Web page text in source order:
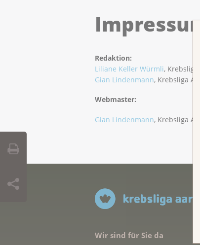
Redaktion:
Liliane Keller Würmli, Krebsliga
Gian Lindenmann, Krebsliga
Webmaster:
Gian Lindenmann, Krebsliga
Wir sind für Sie da